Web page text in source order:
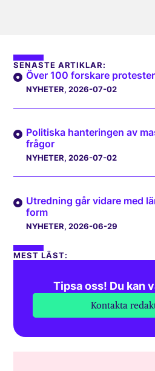
SENASTE ARTIKLAR:
Över 100 forskare
NYHETER, 2026-07-02
Politiska hanteringen av
frågor
NYHETER, 2026-07-02
Utredning går vidare med
form
NYHETER, 2026-06-29
MEST LÄST:
Tipsa oss! Du kan
Kontakta